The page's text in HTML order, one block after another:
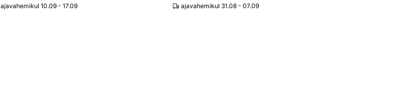
ajavahemikul 10.09 - 17.09 ajavahemikul 31.08 - 07.09